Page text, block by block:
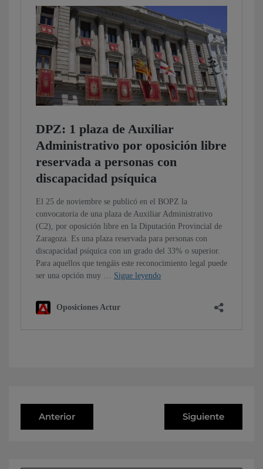
Anterior Siguiente